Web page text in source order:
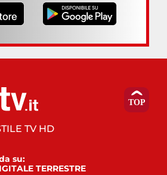
TV HD
su:
TERRESTRE